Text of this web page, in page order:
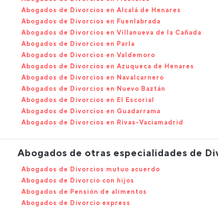
Abogados de Divorcios en Alcalá de Henares
Abogados de Divorcios en Fuenlabrada
Abogados de Divorcios en Villanueva de la Cañada
Abogados de Divorcios en Parla
Abogados de Divorcios en Valdemoro
Abogados de Divorcios en Azuqueca de Henares
Abogados de Divorcios en Navalcarnero
Abogados de Divorcios en Nuevo Baztán
Abogados de Divorcios en El Escorial
Abogados de Divorcios en Guadarrama
Abogados de Divorcios en Rivas-Vaciamadrid
Abogados de otras especialidades de
Abogados de Divorcios mutuo acuerdo
Abogados de Divorcio con hijos
Abogados de Pensión de alimentos
Abogados de Divorcio express